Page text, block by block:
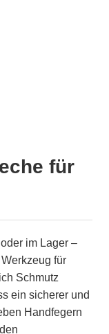
für
im Lager –
für
Schmutz
ein sicherer und
Handfegern